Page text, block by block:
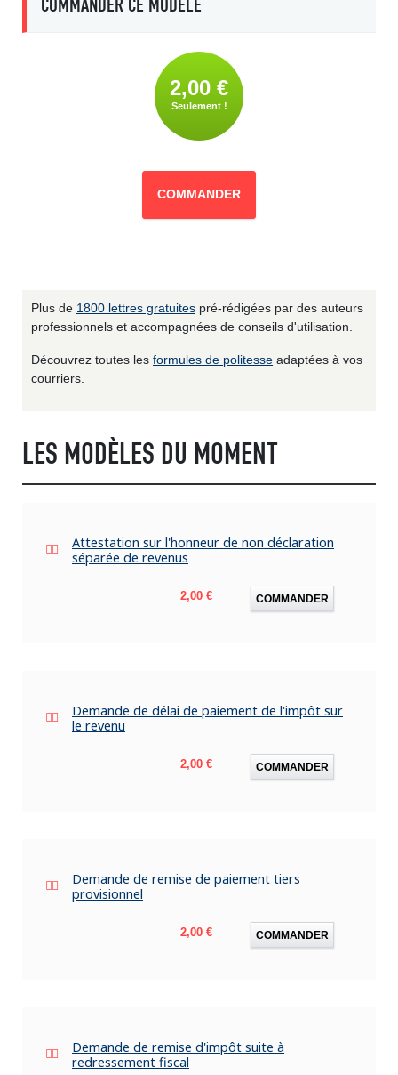
COMMANDER CE MODÈLE
2,00 €
Seulement !
COMMANDER
Plus de 1800 lettres gratuites pré-rédigées par des auteurs
professionnels et accompagnées de conseils d'utilisation.
Découvrez toutes les formules de politesse adaptées à vos
courriers.
LES MODÈLES DU MOMENT
Attestation sur l'honneur de non déclaration
séparée de revenus
Prix
2,00 € COMMANDER
Demande de délai de paiement de l'impôt sur
le revenu
Prix
2,00 € COMMANDER
Demande de remise de paiement tiers
provisionnel
Prix
2,00 € COMMANDER
Demande de remise d'impôt suite à
redressement fiscal